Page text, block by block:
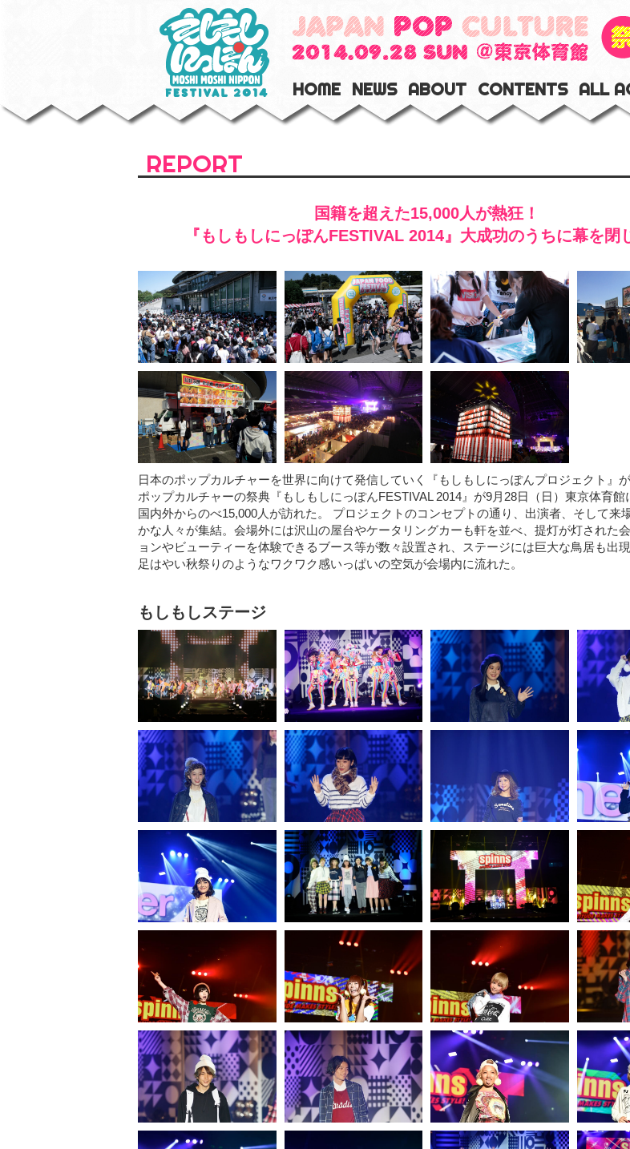
HOME NEWS ABOUT CONTENTS ALL
REPORT
国籍を超えた15,000人が熱狂！
『もしもしにっぽんFESTIVAL 2014』大成功のうちに幕を閉
日本のポップカルチャーを世界に向けて発信していく『もしもしにっぽんプロジェクト』
ポップカルチャーの祭典『もしもしにっぽんFESTIVAL 2014』が9月28日（日）東京体育館
国内外からのべ15,000人が訪れた。 プロジェクトのコンセプトの通り、出演者、そして来
かな人々が集結。会場外には沢山の屋台やケータリングカーも軒を並べ、提灯が灯された
ョンやビューティーを体験できるブース等が数々設置され、ステージには巨大な鳥居も出
足はやい秋祭りのようなワクワク感いっぱいの空気が会場内に流れた。
もしもしステージ